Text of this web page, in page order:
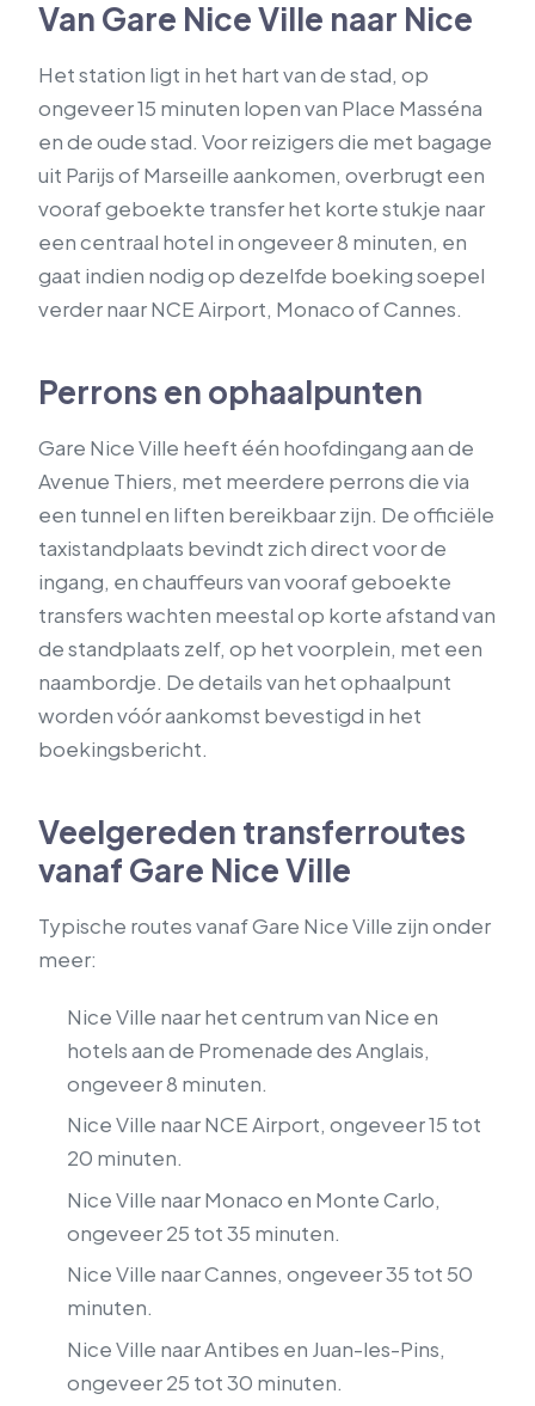
Van Gare Nice Ville naar Nice
Het station ligt in het hart van de stad, op
ongeveer 15 minuten lopen van Place Masséna
en de oude stad. Voor reizigers die met bagage
uit Parijs of Marseille aankomen, overbrugt een
vooraf geboekte transfer het korte stukje naar
een centraal hotel in ongeveer 8 minuten, en
gaat indien nodig op dezelfde boeking soepel
verder naar NCE Airport, Monaco of Cannes.
Perrons en ophaalpunten
Gare Nice Ville heeft één hoofdingang aan de
Avenue Thiers, met meerdere perrons die via
een tunnel en liften bereikbaar zijn. De officiële
taxistandplaats bevindt zich direct voor de
ingang, en chauffeurs van vooraf geboekte
transfers wachten meestal op korte afstand van
de standplaats zelf, op het voorplein, met een
naambordje. De details van het ophaalpunt
worden vóór aankomst bevestigd in het
boekingsbericht.
Veelgereden transferroutes
vanaf Gare Nice Ville
Typische routes vanaf Gare Nice Ville zijn onder
meer:
Nice Ville naar het centrum van Nice en
hotels aan de Promenade des Anglais,
ongeveer 8 minuten.
Nice Ville naar NCE Airport, ongeveer 15 tot
20 minuten.
Nice Ville naar Monaco en Monte Carlo,
ongeveer 25 tot 35 minuten.
Nice Ville naar Cannes, ongeveer 35 tot 50
minuten.
Nice Ville naar Antibes en Juan-les-Pins,
ongeveer 25 tot 30 minuten.